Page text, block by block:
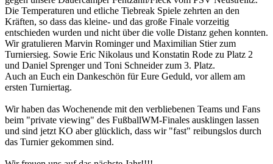
Die Temperaturen und etliche Tiebreak Spiele zehrten an den
Kräften, so dass das kleine- und das große Finale vorzeitig
entschieden wurden und nicht über die volle Distanz gehen konnten.
Wir gratulieren Marvin Rominger und Maximilian Stier zum
Turniersieg. Sowie Eric Nikolaus und Konstatin Rode zu Platz 2
und Daniel Sprenger und Toni Schneider zum 3. Platz.
Auch an Euch ein Dankeschön für Eure Geduld, vor allem am
ersten Turniertag.
Wir haben das Wochenende mit den verbliebenen Teams und Fans
beim "private viewing" des FußballWM-Finales ausklingen lassen
und sind jetzt KO aber glücklich, dass wir "fast" reibungslos durch
das Turnier gekommen sind.